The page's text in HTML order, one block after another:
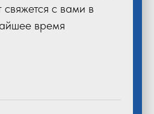
свяжется с вами в
время